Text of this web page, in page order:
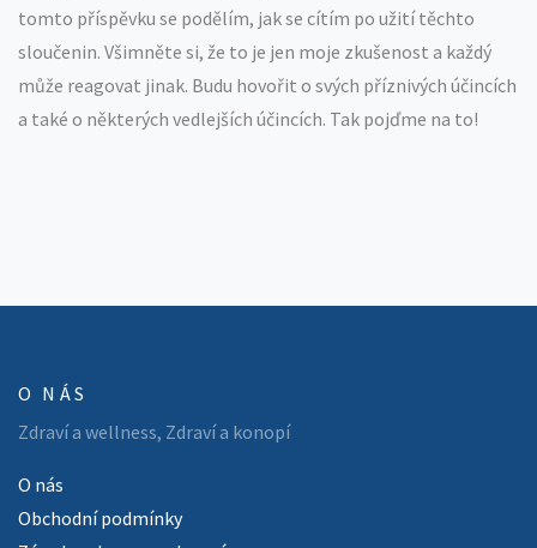
tomto příspěvku se podělím, jak se cítím po užití těchto
sloučenin. Všimněte si, že to je jen moje zkušenost a každý
může reagovat jinak. Budu hovořit o svých příznivých účincích
a také o některých vedlejších účincích. Tak pojďme na to!
O NÁS
Zdraví a wellness, Zdraví a konopí
O nás
Obchodní podmínky